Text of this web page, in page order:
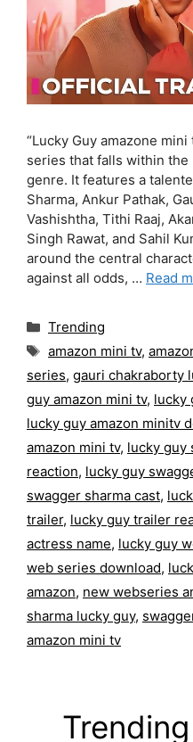
“Lucky Guy amazone
series that falls within
genre. It features a
Sharma, Ankur Pathak,
Vashishtha, Tithi Raaj,
Singh Rawat, and Sahil
around the central
against all odds, … Read
Categories
Trending
Tags
amazon mini tv,
series, gauri chakraborty
guy amazon mini tv, lucky
lucky guy amazon minitv
amazon mini tv, lucky guy
reaction, lucky guy
swagger sharma cast,
trailer, lucky guy trailer
actress name, lucky guy
web series download,
amazon, new webseries
sharma lucky guy,
amazon mini tv